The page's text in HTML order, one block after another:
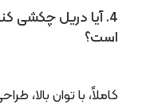
4. آیا دریل چکشی
است؟
کاملاً، با توان بالا،